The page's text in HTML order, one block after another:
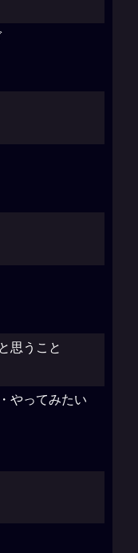
思うこと
やってみたい